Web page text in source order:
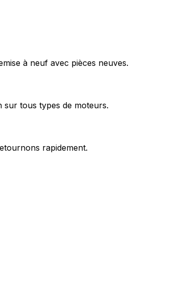
à neuf avec pièces neuves.
sur tous types de moteurs.
rapidement.